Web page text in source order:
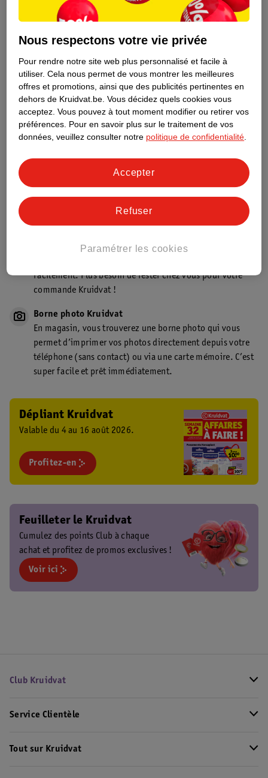
Découvrez dès maintenant l’impact
de marque Kruidvat préférés !
Aussi dans ce magasin
Point de retrait Kruidvat.be
facilement. Plus besoin de rester chez vous pour votre
commande Kruidvat !
Borne photo Kruidvat
En magasin, vous trouverez une borne photo qui vous
permet d’imprimer vos photos directement depuis votre
téléphone (sans contact) ou via une carte mémoire. C’est
super facile et prêt immédiatement.
Dépliant Kruidvat
Valable du 4 au 16 août 2026.
Profitez-en
Feuilleter le Kruidvat
Cumulez des points Club à chaque
achat et profitez de promos exclusives !
Voir ici
Club Kruidvat
Service Clientèle
Tout sur Kruidvat
Nous respectons votre vie privée
Pour rendre notre site web plus personnalisé et facile à
utiliser. Cela nous permet de vous montrer les meilleures
offres et promotions, ainsi que des publicités pertinentes en
dehors de Kruidvat.be. Vous décidez quels cookies vous
acceptez. Vous pouvez à tout moment modifier ou retirer vos
préférences. Pour en savoir plus sur le traitement de vos
données, veuillez consulter notre politique de confidentialité.
Paramétrer les cookies
Refuser
Accepter